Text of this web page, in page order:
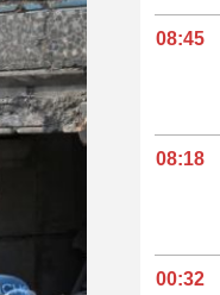
08:45
08:18
00:32